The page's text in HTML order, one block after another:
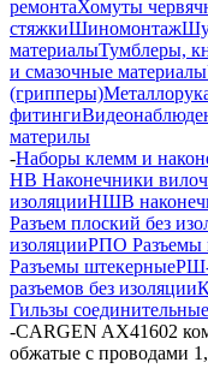
ремонтаХомуты
стяжкиШиномонтаж
материалыТумблеры,
и смазочные материалы
(грипперы)
фитинги
материлы
-Наборы клемм и
НВ Наконечники
изоляцииНШВ
Разъем плоский без
изоляцииРПО Разъемы
Разъемы штекерныеРШ-
разъемов без изоляции
Гильзы
-CARGEN AX41602
обжатые с проводами